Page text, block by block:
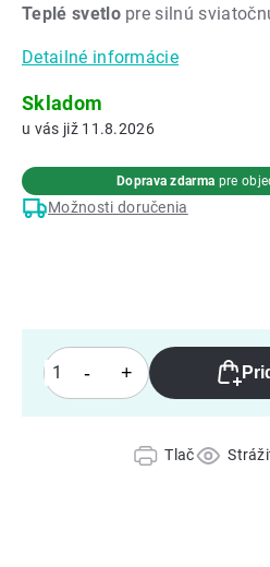
z
hviezdičiek.
Teplé svetlopre silnú
Detailné informácie
Tlač
Skladom
11.8.2026
Možnosti doručenia
Doprava zdarma pre